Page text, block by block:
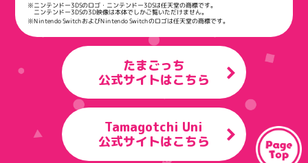
※ニンテンドー3DSのロゴ・ニンテンドー3DSは任天堂の商標です。
ニンテンドー3DSの3D映像は本体でしかご覧いただけません。
※Nintendo SwitchおよびNintendo Switchのロゴは任天堂の商標です。
たまごっち
公式サイトはこちら
Tamagotchi Uni
公式サイトはこちら